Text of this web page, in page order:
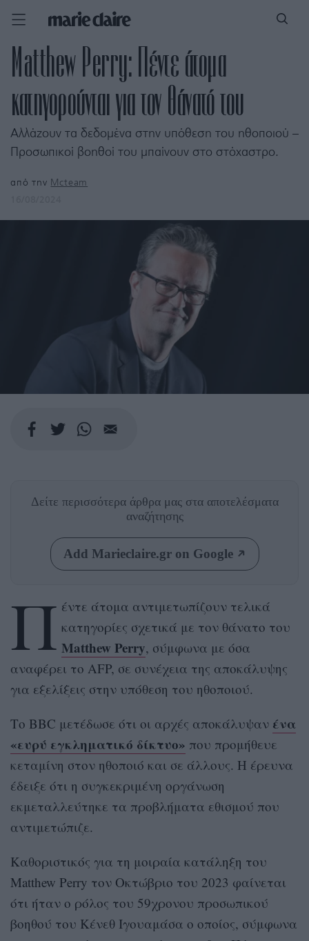
Matthew Perry: Πέντε άτομα
κατηγορούνται για τον θάνατό του
Αλλάζουν τα δεδομένα στην υπόθεση του ηθοποιού –
Προσωπικοί βοηθοί του μπαίνουν στο στόχαστρο.
από την Mcteam
Δείτε περισσότερα άρθρα μας στα αποτελέσματα
αναζήτησης
Add Marieclaire.gr on Google
Π έντε άτομα αντιμετωπίζουν τελικά
κατηγορίες σχετικά με τον θάνατο του
Matthew Perry, σύμφωνα με όσα
αναφέρει το AFP, σε συνέχεια της αποκάλυψης
για εξελίξεις στην υπόθεση του ηθοποιού.
Το BBC μετέδωσε ότι οι αρχές αποκάλυψαν ένα
«ευρύ εγκληματικό δίκτυο» που προμήθευε
κεταμίνη στον ηθοποιό και σε άλλους. Η έρευνα
έδειξε ότι η συγκεκριμένη οργάνωση
εκμεταλλεύτηκε τα προβλήματα εθισμού που
αντιμετώπιζε.
Καθοριστικός για τη μοιραία κατάληξη του
Matthew Perry τον Οκτώβριο του 2023 φαίνεται
ότι ήταν ο ρόλος του 59χρονου προσωπικού
βοηθού του Κένεθ Ιγουαμάσα ο οποίος, σύμφωνα